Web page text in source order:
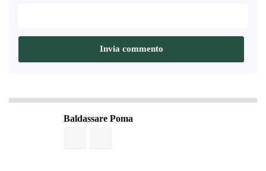
Baldassare Poma